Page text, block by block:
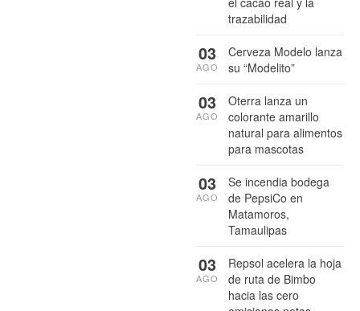
trazabilidad
Cerveza Modelo lanza
su “Modelito”
03
AGO
Oterra lanza un
colorante amarillo
natural para alimentos
para mascotas
03
AGO
Se incendia bodega
de PepsiCo en
Matamoros,
Tamaulipas
03
AGO
Repsol acelera la hoja
de ruta de Bimbo
hacia las cero
03
AGO